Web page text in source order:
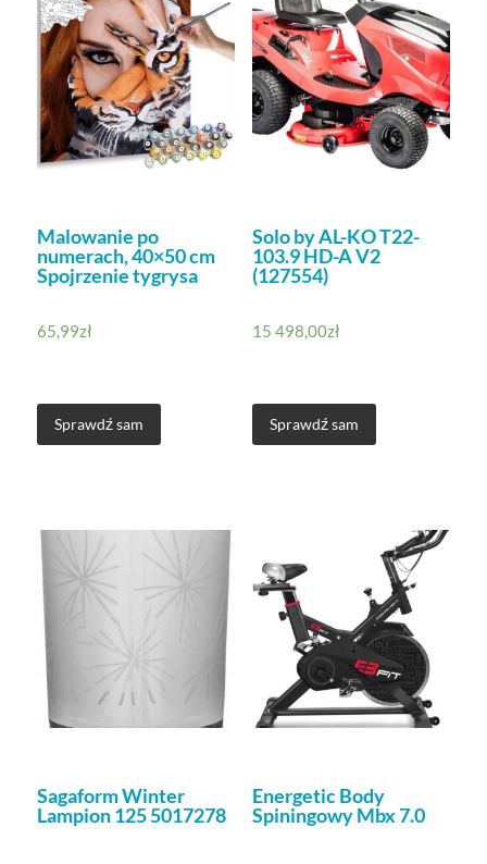
Malowanie po
numerach, 40×50 cm
Spojrzenie tygrysa
65,99zł
Sprawdź sam
Solo by AL-KO T22-
103.9 HD-A V2
(127554)
15 498,00zł
Sprawdź sam
Sagaform Winter
Lampion 125 5017278
Energetic Body
Spiningowy Mbx 7.0